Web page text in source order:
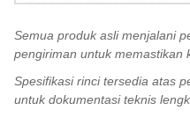
Semua produk asli menjalani
pengiriman untuk memastikan
Spesifikasi rinci tersedia atas
untuk dokumentasi teknis